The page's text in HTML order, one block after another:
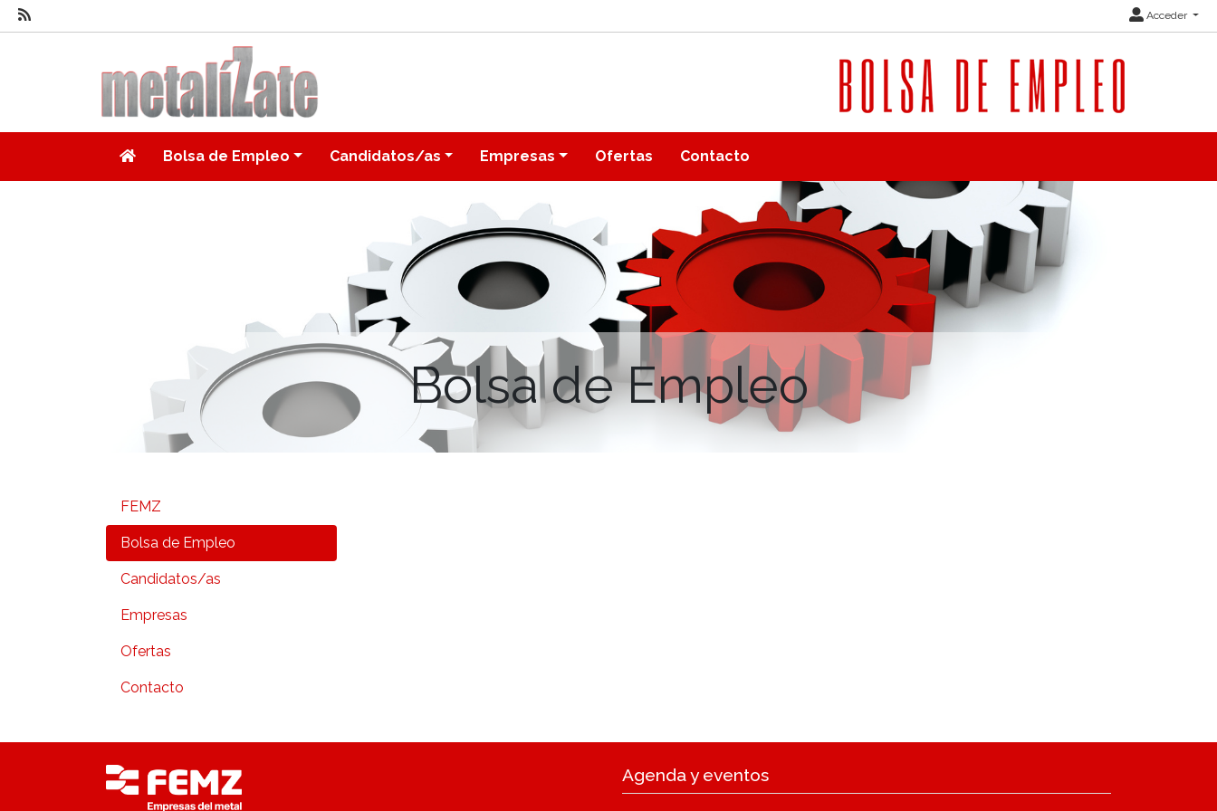
Acceder
Bolsa de Empleo Candidatos/as Empresas Ofertas Contacto
Bolsa de Empleo
FEMZ
Bolsa de Empleo
Candidatos/as
Empresas
Ofertas
Contacto
Agenda y eventos